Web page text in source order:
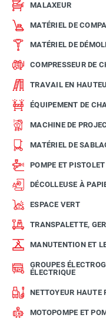
MALAXEUR
MATÉRIEL DE
MATÉRIEL DE
COMPRESSEUR DE
TRAVAIL EN
ÉQUIPEMENT DE
MACHINE DE
MATÉRIEL DE
POMPE ET
DÉCOLLEUSE À
ESPACE VERT
TRANSPALETTE,
MANUTENTION ET
GROUPES
ÉLECTRIQUE
NETTOYEUR HAUTE
MOTOPOMPE ET